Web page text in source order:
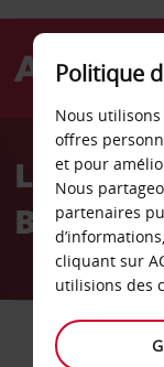
Avis
VOITURE
Politique
Nous
offres
et pour
Nous
partenaires
cliquant sur
utilisions des